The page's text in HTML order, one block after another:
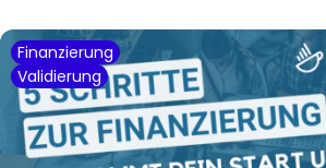
Finanzierung
Validierung